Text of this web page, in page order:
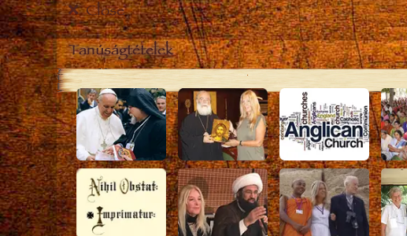
Close
Tanúságtételek